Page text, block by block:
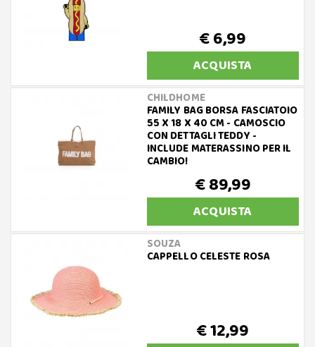
€ 6,99
ACQUISTA
CHILDHOME
FAMILY BAG BORSA FASCIATOIO
55 X 18 X 40 CM - CAMOSCIO
CON DETTAGLI TEDDY -
INCLUDE MATERASSINO PER IL
CAMBIO!
€ 89,99
ACQUISTA
SOUZA
CAPPELLO CELESTE ROSA
€ 12,99